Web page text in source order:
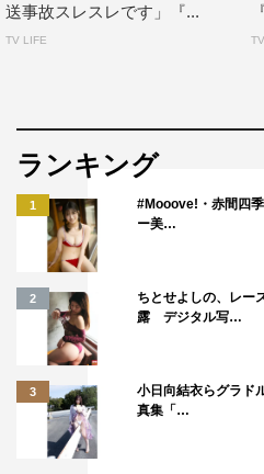
（NHK）
演出：田中健二、船谷純矢、
©NHK
小芝風花
送事故スレスレです」『...
TV LIFE
ランキング
1
#Mooove!・赤間四
ー美…
2
ちとせよしの、レー
露 デジタル写…
3
小日向結衣らグラド
真集「…